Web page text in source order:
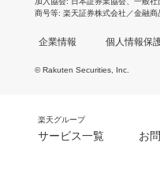
商号等 楽天証券株式会社／金融
企業情報 個人情報保
© Rakuten Securities, Inc.
楽天グループ
サービス一覧 お